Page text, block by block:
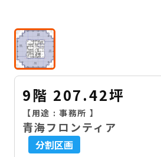
9階 207.42坪
【用途 :事務所 】
青海フロンティア
分割区画